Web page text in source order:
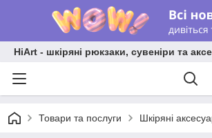
HiArt - шкіряні рюкзаки, сувеніри та
Товари та послуги Шкіряні